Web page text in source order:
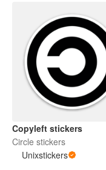
Copyleft stickers
Circle stickers
Unixstickers